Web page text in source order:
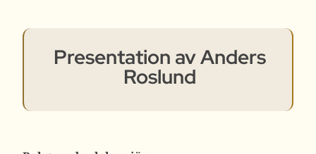
Presentation av Anders
Roslund